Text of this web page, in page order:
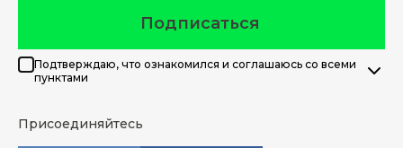
Подписаться
Подтверждаю, что ознакомился и соглашаюсь со всеми
пунктами
Присоединяйтесь